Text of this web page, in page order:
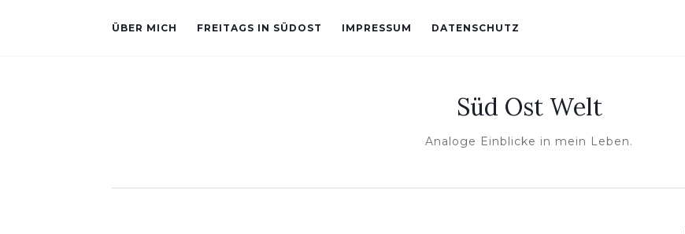
ÜBER MICH FREITAGS IN SÜDOST IMPRESSUM DATENSCHUTZ
Süd Ost Welt
Analoge Einblicke in mein Leben.